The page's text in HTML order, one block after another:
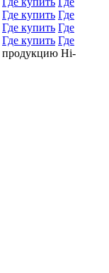
Где купить Где
Где купить Где
Где купить Где
продукцию Hi-